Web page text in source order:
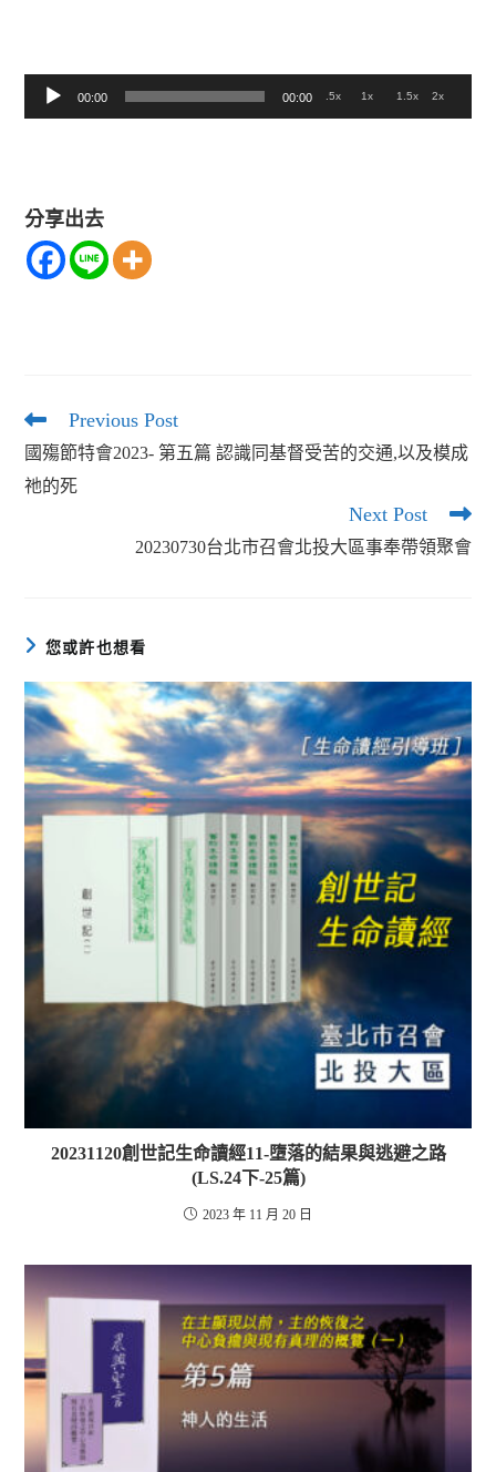
放
器
00:00 00:00 .5x 1x 1.5x 2x
分享出去
Read
articles
Previous Post
國殤節特會2023- 第五篇 認識同基督受苦的交通,以及模成
祂的死
Next Post
20230730台北市召會北投大區事奉帶領聚會
您或許也想看
20231120創世記生命讀經11-墮落的結果與逃避之路
(LS.24下-25篇)
2023 年 11 月 20 日